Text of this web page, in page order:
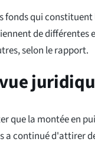
fonds qui
de
selon le rapport.
que la montée en
a continué d'attirer